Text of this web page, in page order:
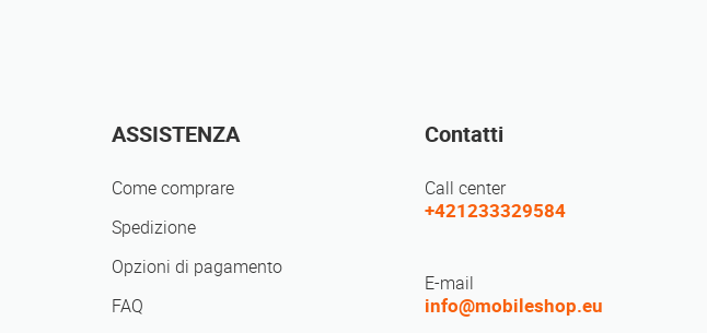
ASSISTENZA
Come comprare
Spedizione
Opzioni di pagamento
FAQ
Contatti
Call center
+421233329584
E-mail
info@mobileshop.eu